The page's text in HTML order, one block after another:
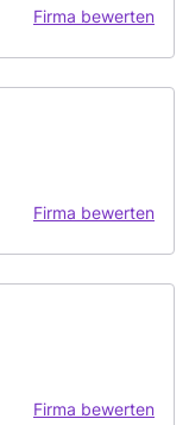
Firma bewerten
Firma bewerten
Firma bewerten